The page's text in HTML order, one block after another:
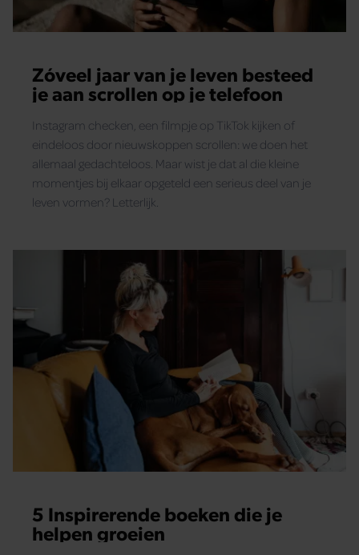
Zóveel jaar van je leven besteed
je aan scrollen op je telefoon
Instagram checken, een filmpje op TikTok kijken of
eindeloos door nieuwskoppen scrollen: we doen het
allemaal gedachteloos. Maar wist je dat al die kleine
momentjes bij elkaar opgeteld een serieus deel van je
leven vormen? Letterlijk.
5 Inspirerende boeken die je
helpen groeien